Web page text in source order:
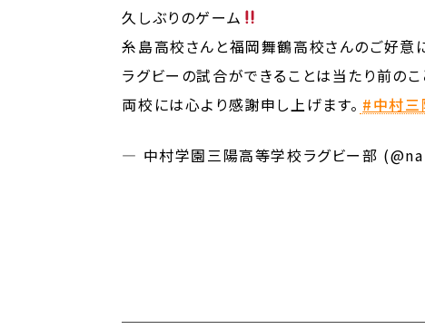
久しぶりのゲーム
糸島高校さんと福岡舞鶴高校さんのご好意
ラグビーの試合ができることは当たり前の
両校には心より感謝申し上げます。 #中村三
— 中村学園三陽高等学校ラグビー部